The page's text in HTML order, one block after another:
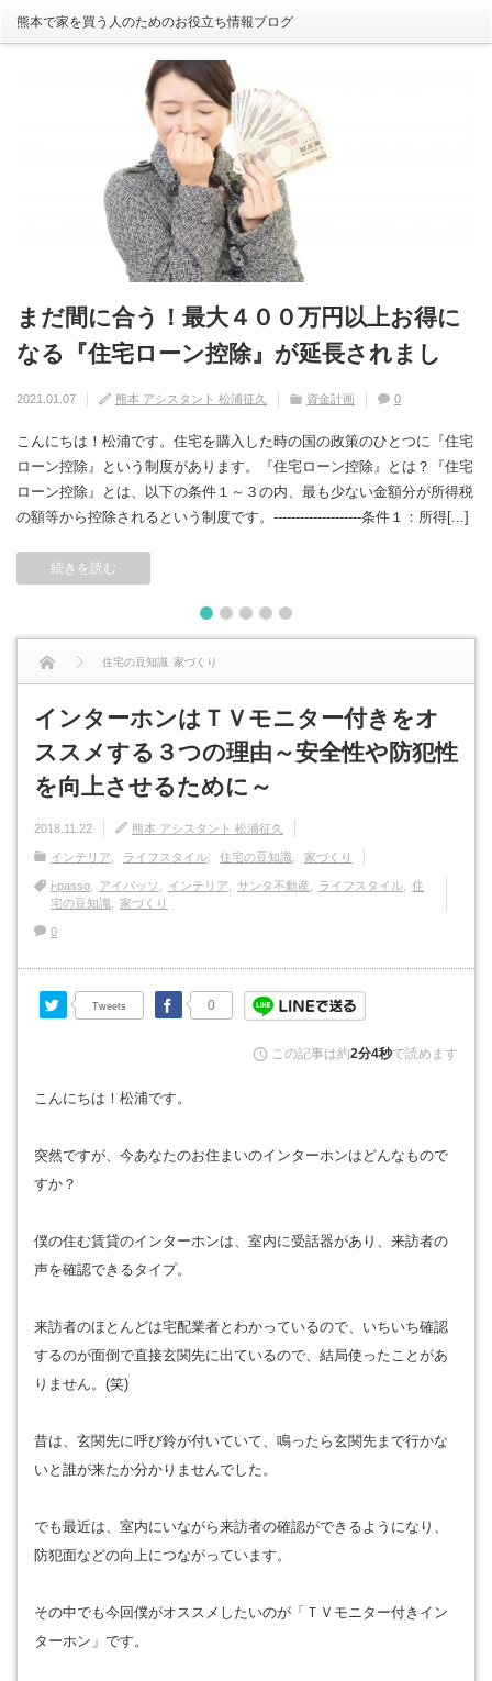
熊本で家を買う人のためのお役立ち情報ブログ
まだ間に合う！最大４００万円以上お得に
なる『住宅ローン控除』が延長されまし
た！
2021.01.07 熊本 アシスタント 松浦征久 資金計画 0
こんにちは！松浦です。住宅を購入した時の国の政策のひとつに『住宅
ローン控除』という制度があります。『住宅ローン控除』とは？『住宅
ローン控除』とは、以下の条件１～３の内、最も少ない金額分が所得税
の額等から控除されるという制度です。--------------------条件１：所得[...]
続きを読む
自分の家がいわゆる『欠陥住宅』ならない
ように気を付けるためには？
2020.09.17 熊本 アシスタント 松浦征久 住宅の豆知識 家づくり
こんにちは！松浦です。人生で一度の購入できるか否かがほとんどの住
宅購入。高額な買い物をしたのに、いわゆる『欠陥住宅』だとショック
ですよね、、、実は、住宅のトラブル件数は年々増加傾向にあり、２０
１９年には、新築２万５０９件、リフォーム１万１７４４件で、１０年
続きを読む
建売住宅と注文住宅の寿命は違う！？
2020.08.29 熊本 アシスタント 松浦征久 住宅の豆知識 家づくり
住宅の中でも熱中症にかかる！？原因や対
策は？
2020.08.27
熊本 アシスタント 松浦征久
【火災保険】万が一の災害や事故の時にど
こまで補償されるの？
2020.07.11 熊本 アシスタント 松浦征久 住宅の豆知識
家づくり
1 2 3 4
住宅の豆知識 家づくり
インターホンはＴＶモニター付きをオススメする３つの理由～安全性や防犯性を
向上させるために～
インターホンはＴＶモニター付きをオ
ススメする３つの理由～安全性や防犯性
を向上させるために～
2018.11.22 熊本 アシスタント 松浦征久
インテリア ライフスタイル 住宅の豆知識 家づくり
i-passo アイパッソ インテリア サンタ不動産 ライフスタイル
住
宅の豆知識
家づくり
0
Tweets
Twitter 0
Facebook
この記事は約2分4秒で読めます
こんにちは！松浦です。
突然ですが、今あなたのお住まいのインターホンはどんなもので
すか？
僕の住む賃貸のインターホンは、室内に受話器があり、来訪者の
声を確認できるタイプ。
来訪者のほとんどは宅配業者とわかっているので、いちいち確認
するのが面倒で直接玄関先に出ているので、結局使ったことがあ
りません。(笑)
昔は、玄関先に呼び鈴が付いていて、鳴ったら玄関先まで行かな
いと誰が来たか分かりませんでした。
でも最近は、室内にいながら来訪者の確認ができるようになり、
防犯面などの向上につながっています。
その中でも今回僕がオススメしたいのが「ＴＶモニター付きイン
ターホン」です。